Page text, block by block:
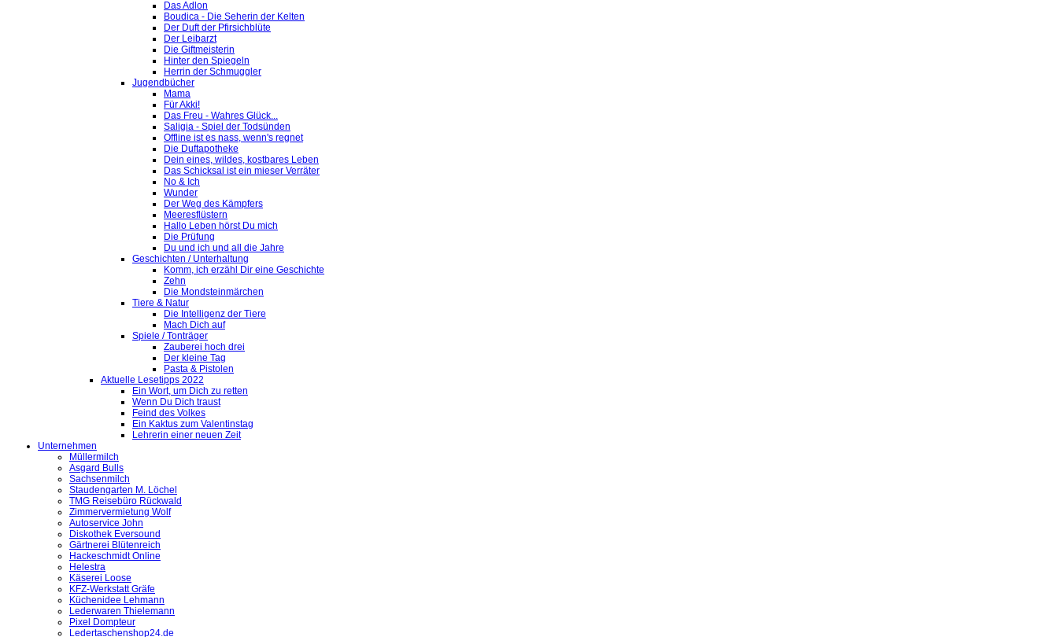
Das Adlon
Boudica - Die Seherin der Kelten
Der Duft der Pfirsichblüte
Der Leibarzt
Die Giftmeisterin
Hinter den Spiegeln
Herrin der Schmuggler
Jugendbücher
Mama
Für Akki!
Das Freu - Wahres Glück...
Saligia - Spiel der Todsünden
Offline ist es nass, wenn's regnet
Die Duftapotheke
Dein eines, wildes, kostbares Leben
Das Schicksal ist ein mieser Verräter
No & Ich
Wunder
Der Weg des Kämpfers
Meeresflüstern
Hallo Leben hörst Du mich
Die Prüfung
Du und ich und all die Jahre
Geschichten / Unterhaltung
Komm, ich erzähl Dir eine Geschichte
Zehn
Die Mondsteinmärchen
Tiere & Natur
Die Intelligenz der Tiere
Mach Dich auf
Spiele / Tonträger
Zauberei hoch drei
Der kleine Tag
Pasta & Pistolen
Aktuelle Lesetipps 2022
Ein Wort, um Dich zu retten
Wenn Du Dich traust
Feind des Volkes
Ein Kaktus zum Valentinstag
Lehrerin einer neuen Zeit
Unternehmen
Müllermilch
Asgard Bulls
Sachsenmilch
Staudengarten M. Löchel
TMG Reisebüro Rückwald
Zimmervermietung Wolf
Autoservice John
Diskothek Eversound
Gärtnerei Blütenreich
Hackeschmidt Online
Helestra
Käserei Loose
KFZ-Werkstatt Gräfe
Küchenidee Lehmann
Lederwaren Thielemann
Pixel Dompteur
Ledertaschenshop24.de